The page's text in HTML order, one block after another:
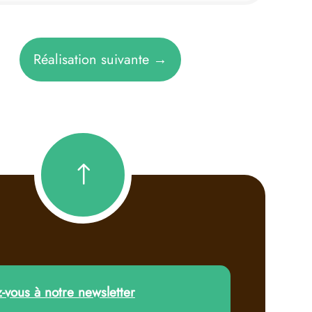
Réalisation suivante→
vous à notre newsletter
!